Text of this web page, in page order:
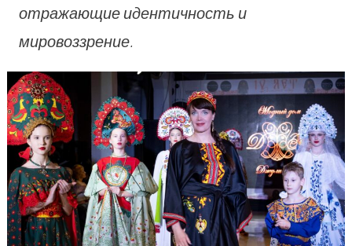
отражающие идентичность и
мировоззрение.